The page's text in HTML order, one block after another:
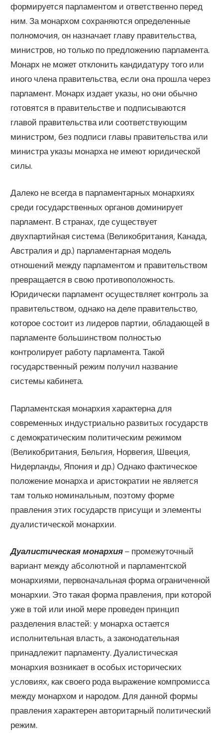
формируется парламентом и ответственно перед
ним. За монархом сохраняются определенные
полномочия, он назначает главу правительства,
министров, но только по предложению парламента.
Монарх не может отклонить кандидатуру того или
иного члена правительства, если она прошла через
парламент. Монарх издает указы, но они обычно
готовятся в правительстве и подписываются
главой правительства или соответствующим
министром, без подписи главы правительства или
министра указы монарха не имеют юридической
силы.
Далеко не всегда в парламентарных монархиях
среди государственных органов доминирует
парламент. В странах, где существует
двухпартийная система (Великобритания, Канада,
Австралия и др.) парламентарная модель
отношений между парламентом и правительством
превращается в свою противоположность.
Юридически парламент осуществляет контроль за
правительством, однако на деле правительство,
которое состоит из лидеров партии, обладающей в
парламенте большинством полностью
контролирует работу парламента. Такой
государственный режим получил название
системы кабинета.
Парламентская монархия характерна для
современных индустриально развитых государств
с демократическим политическим режимом
(Великобритания, Бельгия, Норвегия, Швеция,
Нидерланды, Япония и др.) Однако фактическое
положение монарха и аристократии не является
там только номинальным, поэтому форме
правления этих государств присущи и элементы
дуалистической монархии.
Дуалистическая монархия– промежуточный
вариант между абсолютной и парламентской
монархиями, первоначальная форма ограниченной
монархии. Это такая форма правления, при которой
уже в той или иной мере проведен принцип
разделения властей: у монарха остается
исполнительная власть, а законодательная
принадлежит парламенту. Дуалистическая
монархия возникает в особых исторических
условиях, как своего рода выражение компромисса
между монархом и народом. Для данной формы
правления характерен авторитарный политический
режим.